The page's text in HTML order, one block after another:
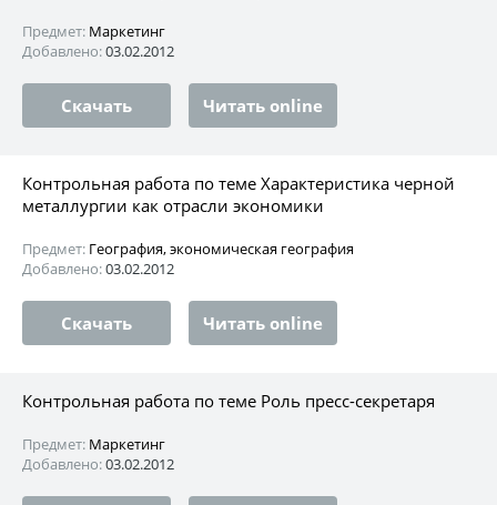
Предмет: Маркетинг
Добавлено:03.02.2012
Скачать Читать online
Контрольная работа по теме Характеристика черной
металлургии как отрасли экономики
Предмет: География, экономическая география
Добавлено:03.02.2012
Скачать Читать online
Контрольная работа по теме Роль пресс-секретаря
Предмет: Маркетинг
Добавлено:03.02.2012